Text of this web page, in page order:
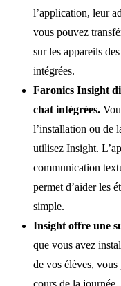
l’application, leur
vous pouvez
sur les appareils
intégrées.
Faronics Insight
chat intégrées.
l’installation ou de
utilisez Insight.
communication
permet d’aider les
simple.
Insight offre une
que vous avez
de vos élèves,
cours de la journée.